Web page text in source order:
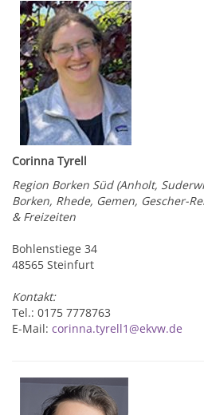
Corinna Tyrell
Region Borken Süd (Anholt,
Borken, Rhede, Gemen, Gescher-
& Freizeiten
Bohlenstiege 34
48565 Steinfurt
Kontakt:
Tel.: 0175 7778763
E-Mail: corinna.tyrell1@ekvw.de